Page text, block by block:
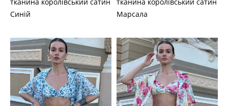
Синій
Марсала